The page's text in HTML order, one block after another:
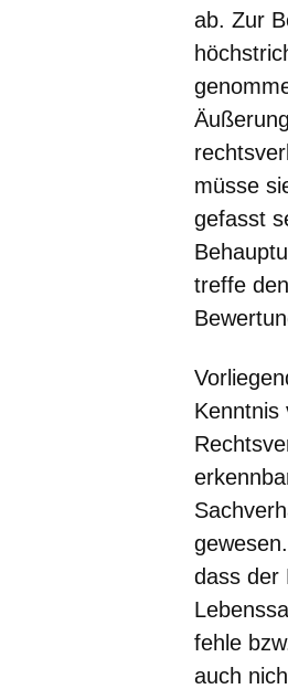
ab. Zur
müsse
gefasst
treffe
Kenntnis
dass der
fehle
auch